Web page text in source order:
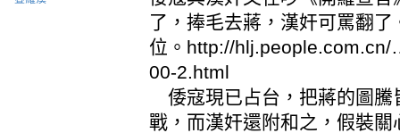
了，捧毛去蔣，漢奸可罵翻
位。 http://
00-2.html
倭寇現已占台，把蔣的圖騰
戰，而漢奸還附和之，假裝